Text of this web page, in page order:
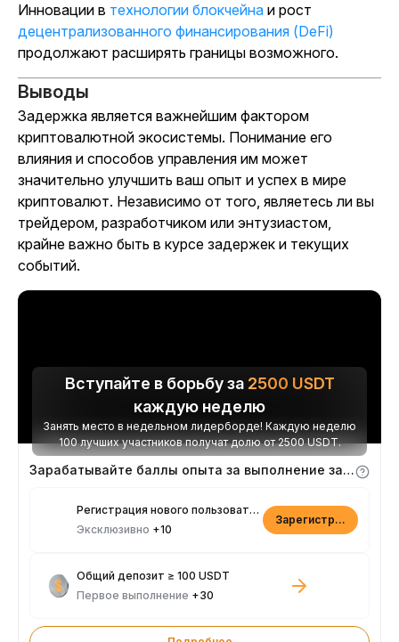
Инновации в технологии блокчейна и рост
децентрализованного финансирования (DeFi)
продолжают расширять границы возможного.
Выводы
Задержка является важнейшим фактором
криптовалютной экосистемы. Понимание его
влияния и способов управления им может
значительно улучшить ваш опыт и успех в мире
криптовалют. Независимо от того, являетесь ли вы
трейдером, разработчиком или энтузиастом,
крайне важно быть в курсе задержек и текущих
событий.
Вступайте в борьбу за 2500 USDT
каждую неделю
Занять место в недельном лидерборде! Каждую неделю
100 лучших участников получат долю от 2500 USDT.
Зарабатывайте баллы опыта за выполнение заданий
Регистрация нового пользователя
Эксклюзивно +10
Зарегистрироваться
Общий депозит ≥ 100 USDT
Первое выполнение +30